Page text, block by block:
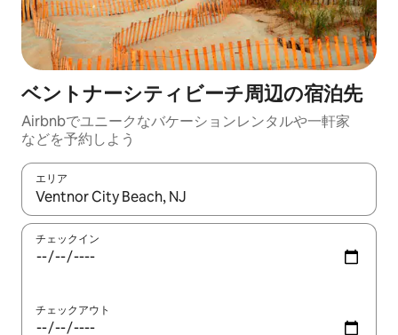
ベントナーシティビーチ⁠周⁠辺⁠の宿⁠泊⁠先
Airbnbでユニークなバ⁠ケ⁠ー⁠シ⁠ョ⁠ンレ⁠ン⁠タ⁠ルや一⁠軒⁠家
な⁠ど⁠を予⁠約⁠し⁠よ⁠う
エリア
検索結果が表示されたら、上下の矢印キーを使って移動するか
チェックイン
チェックアウト